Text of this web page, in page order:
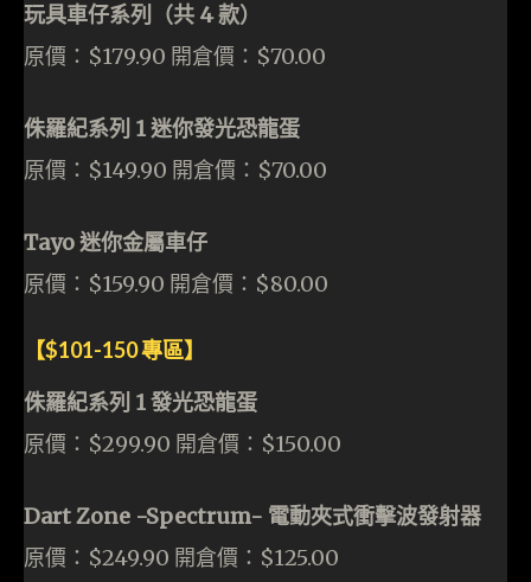
玩具車仔系列（共 4 款）
原價：$179.90 開倉價：$70.00
侏羅紀系列 1 迷你發光恐龍蛋
原價：$149.90 開倉價：$70.00
Tayo 迷你金屬車仔
原價：$159.90 開倉價：$80.00
【$101-150 專區】
侏羅紀系列 1 發光恐龍蛋
原價：$299.90 開倉價：$150.00
Dart Zone -Spectrum- 電動夾式衝擊波發射器
原價：$249.90 開倉價：$125.00